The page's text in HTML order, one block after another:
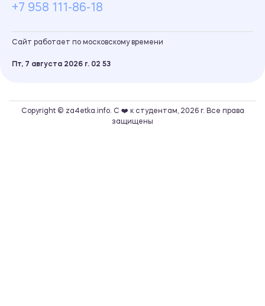
+7 958 111-86-18
Сайт работает по московскому времени
Пт, 7 августа 2026 г. 02 53
Copyright © za4etka.info. С ❤️ к студентам, 2026 г. Все права
защищены